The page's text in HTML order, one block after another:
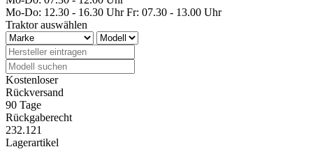
Mo-Do: 12.30 - 16.30 Uhr Fr: 07.30 - 13.00 Uhr
Traktor auswählen
Kostenloser
Rückversand
90 Tage
Rückgaberecht
232.121
Lagerartikel